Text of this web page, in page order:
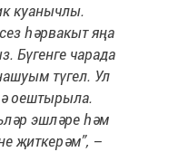
куанычлы.
һәрвакыт яңа
Бүгенге чарада
түгел. Ул
оештырыла.
эшләре һәм
җиткерәм”, –